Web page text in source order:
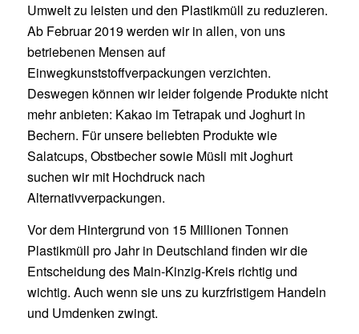
Umwelt zu leisten und den Plastikmüll zu reduzieren.
Ab Februar 2019 werden wir in allen, von uns
betriebenen Mensen auf
Einwegkunststoffverpackungen verzichten.
Deswegen können wir leider folgende Produkte nicht
mehr anbieten: Kakao im Tetrapak und Joghurt in
Bechern. Für unsere beliebten Produkte wie
Salatcups, Obstbecher sowie Müsli mit Joghurt
suchen wir mit Hochdruck nach
Alternativverpackungen.
Vor dem Hintergrund von 15 Millionen Tonnen
Plastikmüll pro Jahr in Deutschland finden wir die
Entscheidung des Main-Kinzig-Kreis richtig und
wichtig. Auch wenn sie uns zu kurzfristigem Handeln
und Umdenken zwingt.